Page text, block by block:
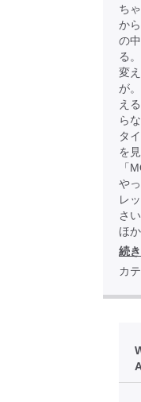
ち
か
の
る
変
が
え
ら
タ
を
「
や
レ
さ
ほ
続
カ